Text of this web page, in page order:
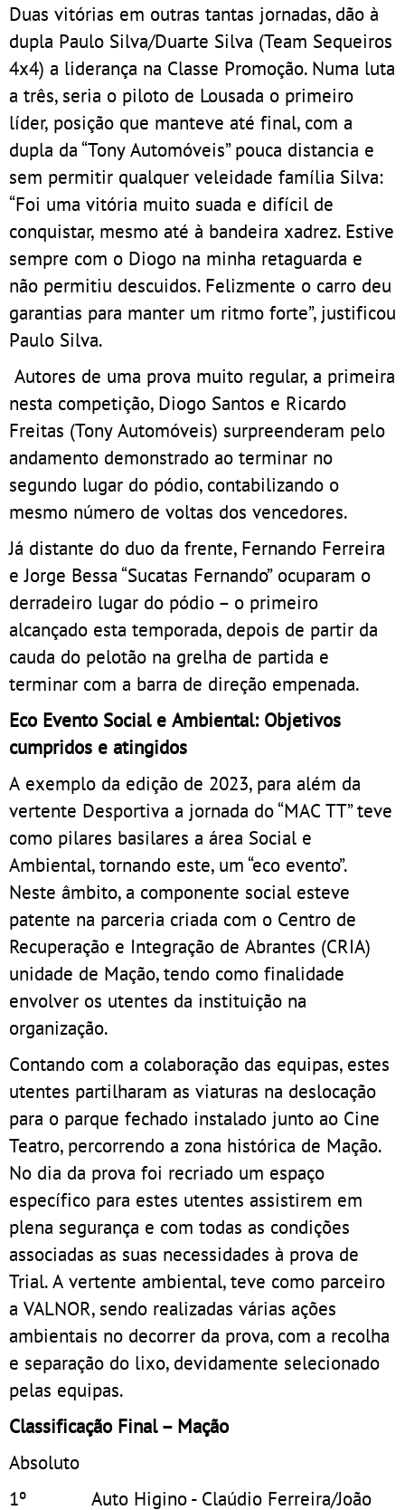
Duas vitórias em outras tantas jornadas, dão à
dupla Paulo Silva/Duarte Silva (Team Sequeiros
4x4) a liderança na Classe Promoção. Numa luta
a três, seria o piloto de Lousada o primeiro
líder, posição que manteve até final, com a
dupla da “Tony Automóveis” pouca distancia e
sem permitir qualquer veleidade família Silva:
“Foi uma vitória muito suada e difícil de
conquistar, mesmo até à bandeira xadrez. Estive
sempre com o Diogo na minha retaguarda e
não permitiu descuidos. Felizmente o carro deu
garantias para manter um ritmo forte”, justificou
Paulo Silva.
Autores de uma prova muito regular, a primeira
nesta competição, Diogo Santos e Ricardo
Freitas (Tony Automóveis) surpreenderam pelo
andamento demonstrado ao terminar no
segundo lugar do pódio, contabilizando o
mesmo número de voltas dos vencedores.
Já distante do duo da frente, Fernando Ferreira
e Jorge Bessa “Sucatas Fernando” ocuparam o
derradeiro lugar do pódio – o primeiro
alcançado esta temporada, depois de partir da
cauda do pelotão na grelha de partida e
terminar com a barra de direção empenada.
Eco Evento Social e Ambiental: Objetivos
cumpridos e atingidos
A exemplo da edição de 2023, para além da
vertente Desportiva a jornada do “MAC TT” teve
como pilares basilares a área Social e
Ambiental, tornando este, um “eco evento”.
Neste âmbito, a componente social esteve
patente na parceria criada com o Centro de
Recuperação e Integração de Abrantes (CRIA)
unidade de Mação, tendo como finalidade
envolver os utentes da instituição na
organização.
Contando com a colaboração das equipas, estes
utentes partilharam as viaturas na deslocação
para o parque fechado instalado junto ao Cine
Teatro, percorrendo a zona histórica de Mação.
No dia da prova foi recriado um espaço
específico para estes utentes assistirem em
plena segurança e com todas as condições
associadas as suas necessidades à prova de
Trial. A vertente ambiental, teve como parceiro
a VALNOR, sendo realizadas várias ações
ambientais no decorrer da prova, com a recolha
e separação do lixo, devidamente selecionado
pelas equipas.
Classificação Final – Mação
Absoluto
1º Auto Higino - Claúdio Ferreira/João